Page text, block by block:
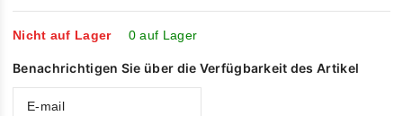
Nicht auf Lager 0 auf Lager
Benachrichtigen Sie über die Verfügbarkeit des Artikel